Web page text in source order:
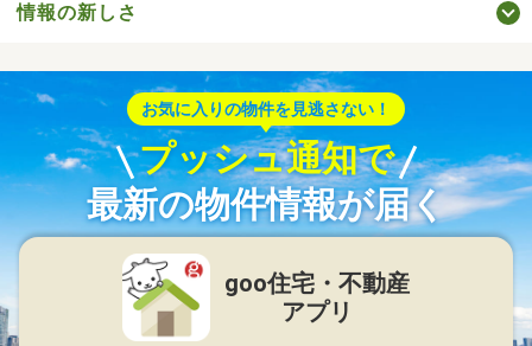
情報の新しさ
お気に入りの物件を見逃さない！
プッシュ通知で
最新の物件情報が届く
goo住宅・不動産
アプリ